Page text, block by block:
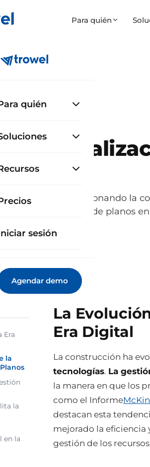
Para quién
quién
sesión
Agendar demo
Cueto
y
Trowel está revolucionando la
y digitalización de planos en
Era
la
la
en la
La
Era Digital
La construcción ha
tecnologías. La
la manera en que los
como el Informe
destacan esta
mejorado la eficiencia
gestión de los